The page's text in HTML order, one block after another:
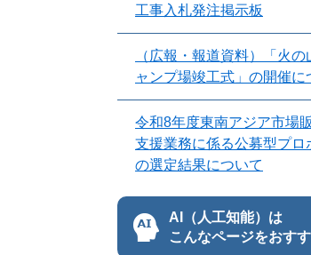
工事入札発注掲示板
（広報・報道資料）「火の
ャンプ場竣工式」の開催に
令和8年度東南アジア市場
支援業務に係る公募型プロ
の選定結果について
AI（人工知能）は
こんなページをおす